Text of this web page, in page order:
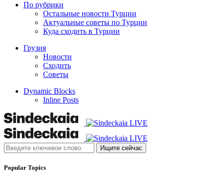
По рубрики
Остальные новости Турции
Актуальные советы по Турции
Куда сходить в Турции
Грузия
Новости
Сходить
Советы
Dynamic Blocks
Inline Posts
Ищите сейчас
Popular Topics